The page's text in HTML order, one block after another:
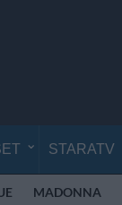
STARATV
MADONNA